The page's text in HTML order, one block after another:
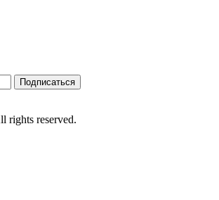
Подписаться
rights reserved.